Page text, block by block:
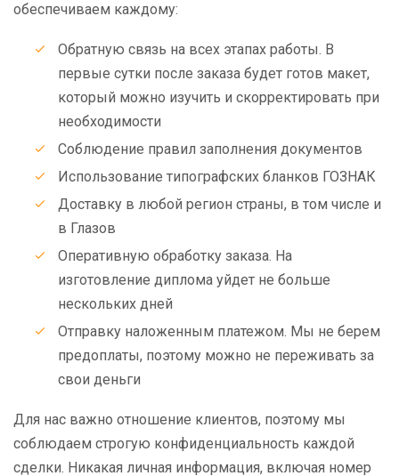
обеспечиваем каждому:
Обратную связь на всех этапах работы. В
первые сутки после заказа будет готов макет,
который можно изучить и скорректировать при
необходимости
Соблюдение правил заполнения документов
Использование типографских бланков ГОЗНАК
Доставку в любой регион страны, в том числе и
в Глазов
Оперативную обработку заказа. На
изготовление диплома уйдет не больше
нескольких дней
Отправку наложенным платежом. Мы не берем
предоплаты, поэтому можно не переживать за
свои деньги
Для нас важно отношение клиентов, поэтому мы
соблюдаем строгую конфиденциальность каждой
сделки. Никакая личная информация, включая номер